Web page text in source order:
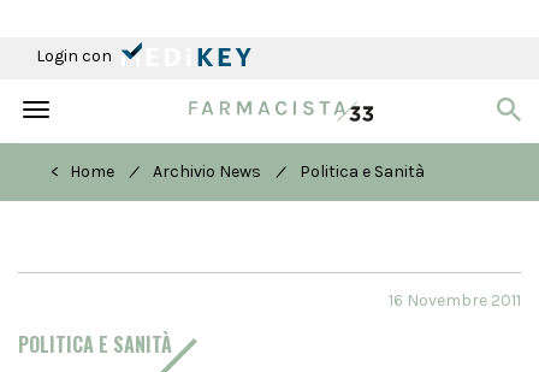
Login con
Toggle
< Home
/ Archivio News / Politica e Sanità
POLITICA E SANITÀ
16 Novembre 2011